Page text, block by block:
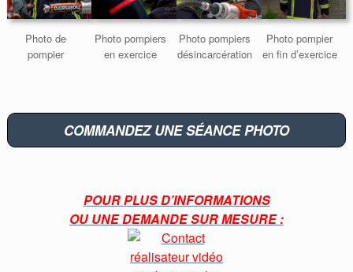
Photo de
pompier
Photo pompiers
en exercice
Photo pompiers
désincarcération
Photo pompier
en fin d’exercice
COMMANDEZ UNE SÉANCE PHOTO
POUR PLUS D’INFORMATIONS
OU UNE DEMANDE SUR MESURE :